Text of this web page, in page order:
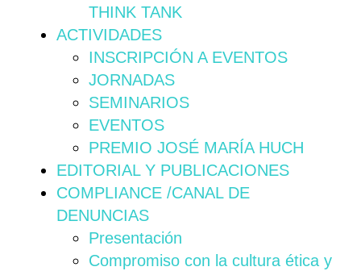
THINK TANK
ACTIVIDADES
INSCRIPCIÓN A EVENTOS
JORNADAS
SEMINARIOS
EVENTOS
PREMIO JOSÉ MARÍA HUCH
EDITORIAL Y PUBLICACIONES
COMPLIANCE /CANAL DE
DENUNCIAS
Presentación
Compromiso con la cultura ética y